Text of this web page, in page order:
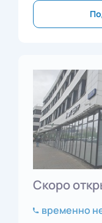
Скоро
временно